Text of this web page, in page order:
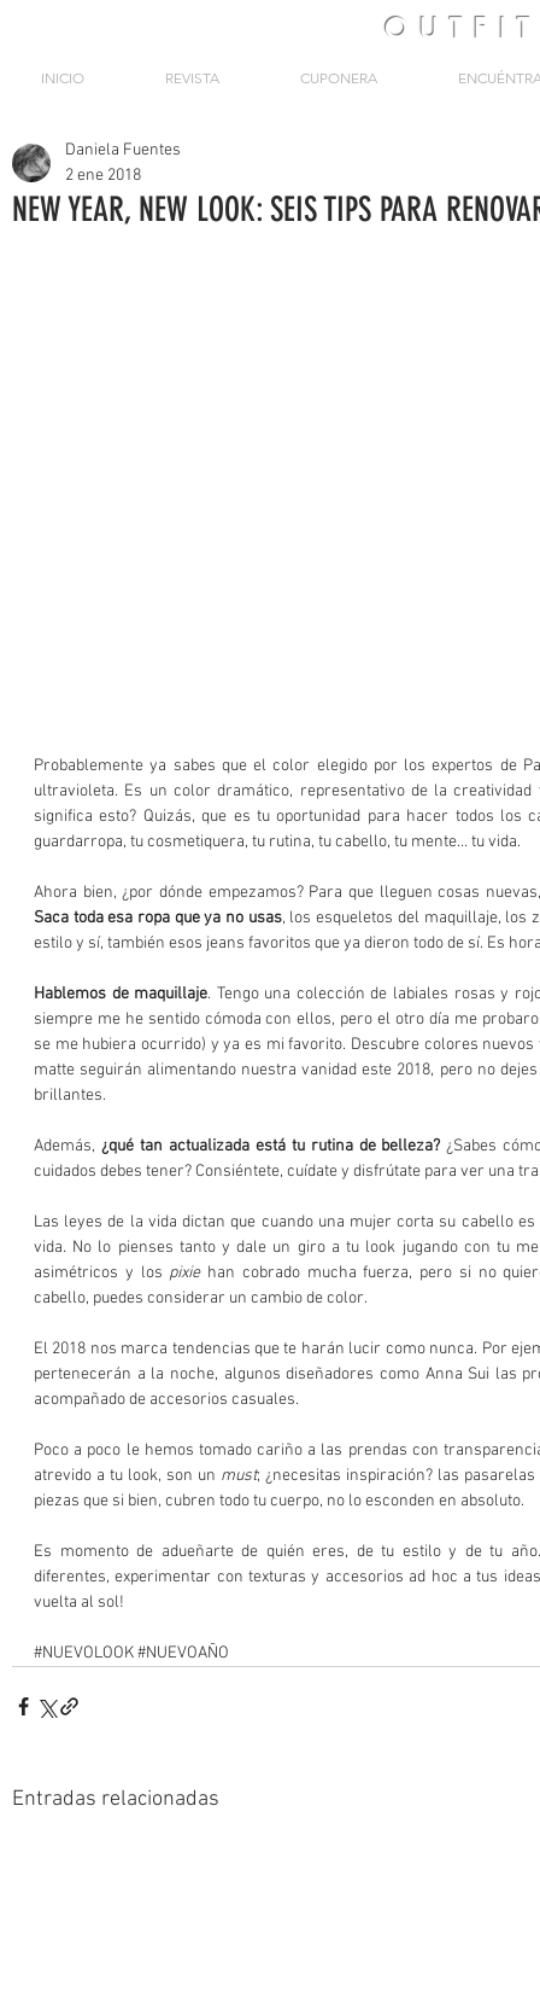
OUTFIT
INICIO REVISTA CUPONERA
NEW YEAR, NEW LOOK: SEIS TIPS PARA
Daniela Fuentes
2 ene 2018
Probablemente ya sabes que el color elegido por los expertos de
ultravioleta. Es un color dramático, representativo de la
significa esto? Quizás, que es tu oportunidad para hacer todos los
guardarropa, tu cosmetiquera, tu rutina, tu cabello, tu mente… tu vida.
Saca toda esa ropa que ya no usas, los esqueletos del maquillaje, los
estilo y sí, también esos jeans favoritos que ya dieron todo de sí. Es
Hablemos de maquillaje. Tengo una colección de labiales rosas y
siempre me he sentido cómoda con ellos, pero el otro día me
se me hubiera ocurrido) y ya es mi favorito. Descubre colores
matte seguirán alimentando nuestra vanidad este 2018, pero no
brillantes.
Además, ¿qué tan actualizada está tu rutina de belleza? ¿Sabes
cuidados debes tener? Consiéntete, cuídate y disfrútate para ver una
Las leyes de la vida dictan que cuando una mujer corta su cabello
vida. No lo pienses tanto y dale un giro a tu look jugando con tu
asimétricos y los pixie han cobrado mucha fuerza, pero si no
cabello, puedes considerar un cambio de color.
El 2018 nos marca tendencias que te harán lucir como nunca. Por
pertenecerán a la noche, algunos diseñadores como Anna Sui las
acompañado de accesorios casuales.
Poco a poco le hemos tomado cariño a las prendas con
atrevido a tu look, son un must; ¿necesitas inspiración? las
piezas que si bien, cubren todo tu cuerpo, no lo esconden en absoluto.
Es momento de adueñarte de quién eres, de tu estilo y de tu
diferentes, experimentar con texturas y accesorios ad hoc a tus
vuelta al sol!
#NUEVOLOOK#NUEVOAÑO
Entradas relacionadas